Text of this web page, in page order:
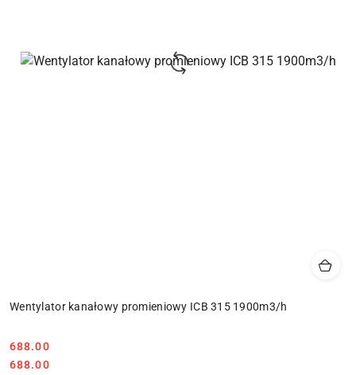
Wentylator kanałowy promieniowy ICB 315 1900m3/h
Cena:
688.00
Cena:
688.00